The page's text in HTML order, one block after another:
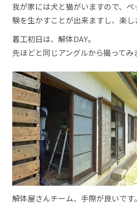
我が家には犬と猫がいますので、
験を生かすことが出来ますし、楽し
着工初日は、解体DAY。
先ほどと同じアングルから撮ってみ
解体屋さんチーム、手際が良いです。